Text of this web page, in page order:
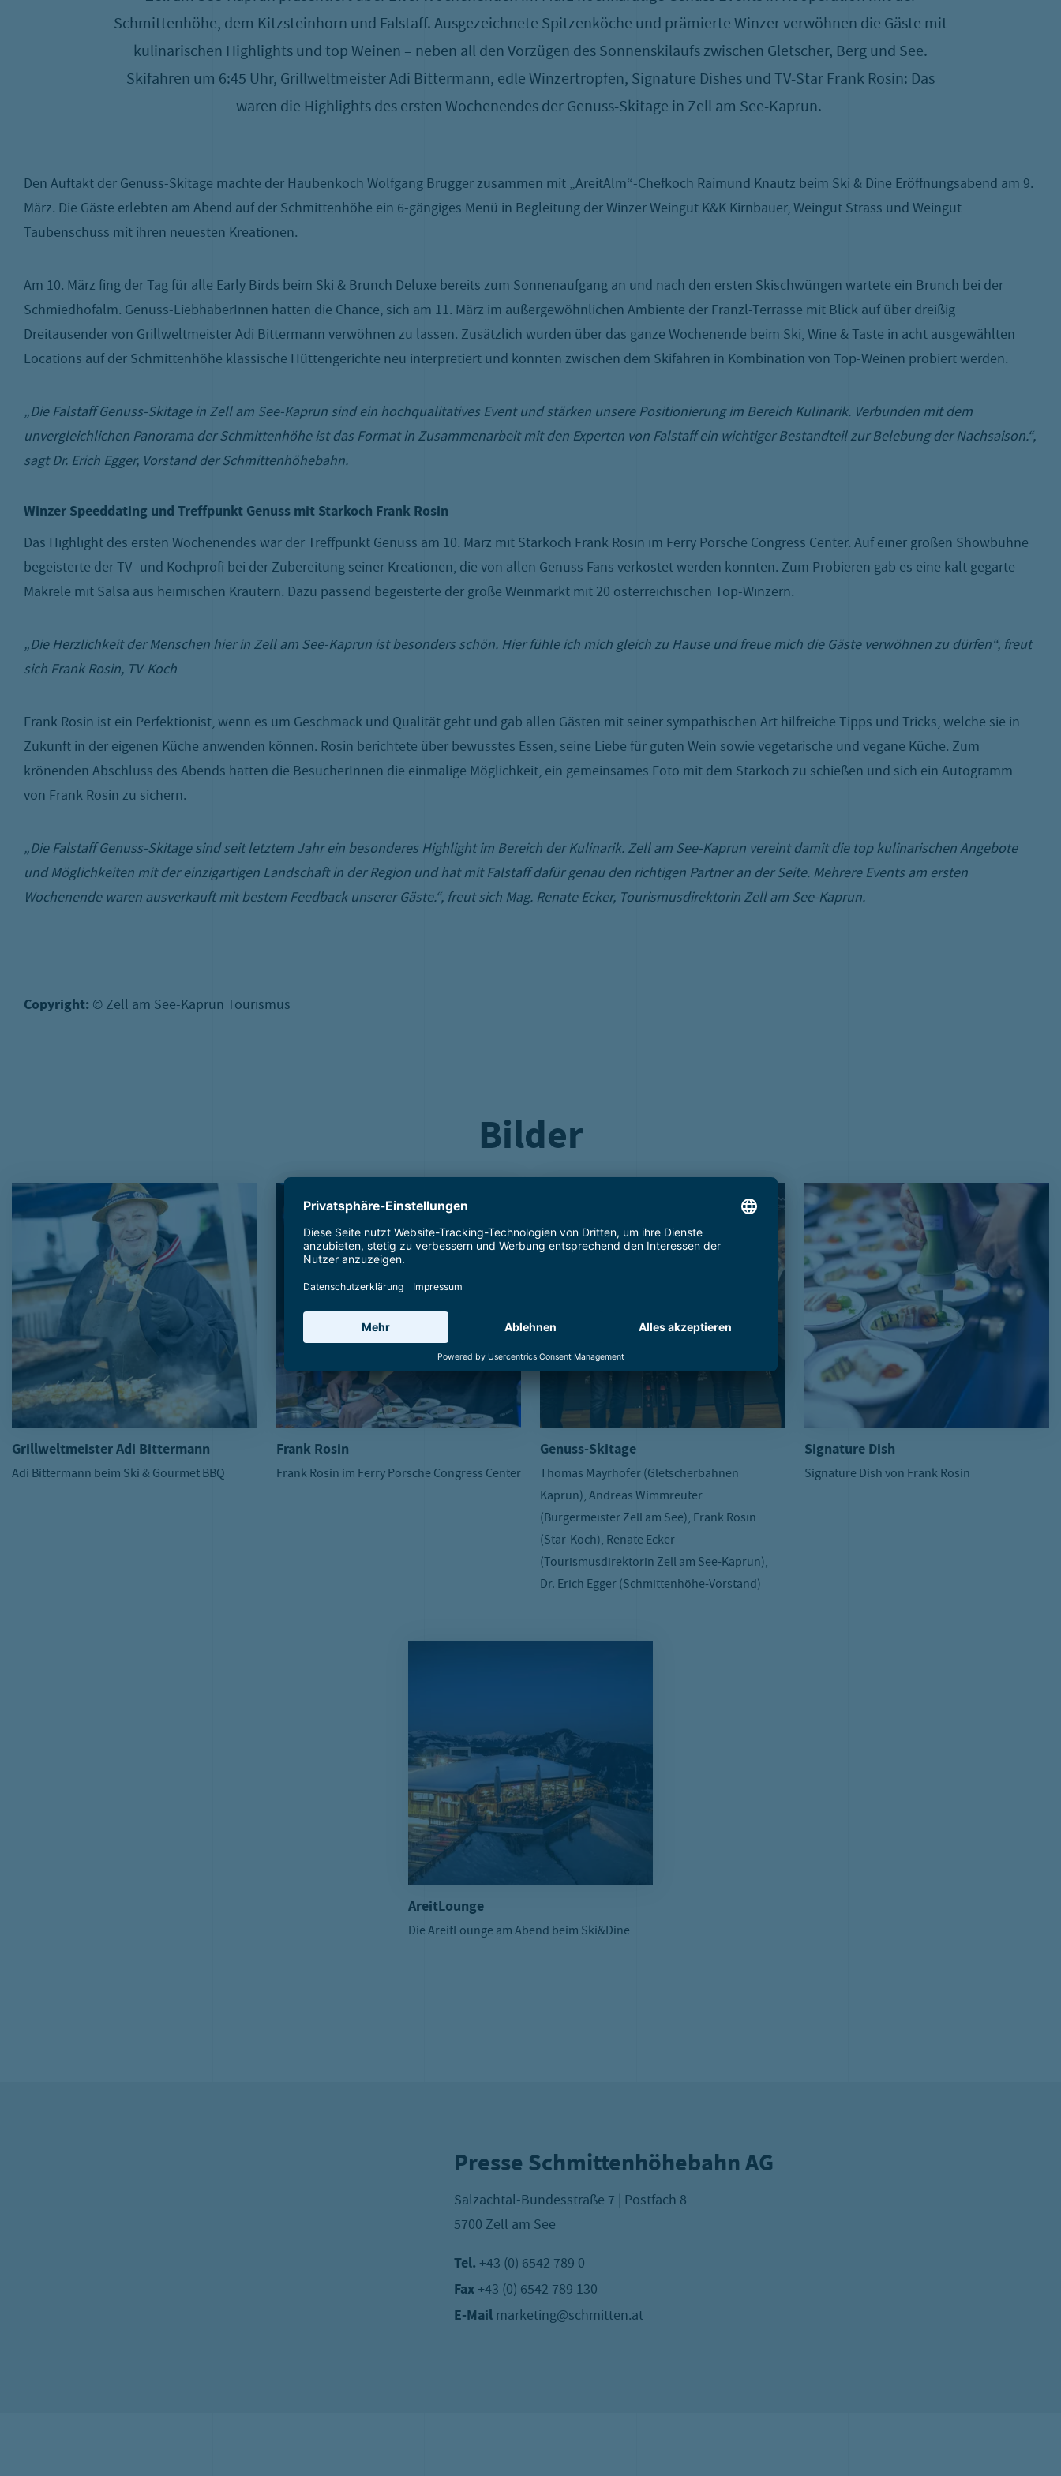
Schmittenhöhe, dem Kitzsteinhorn und Falstaff. Ausgezeichnete Spitzenköche und prämierte Winzer verwöhnen die Gäste mit
kulinarischen Highlights und top Weinen – neben all den Vorzügen des Sonnenskilaufs zwischen Gletscher, Berg und See.
Skifahren um 6:45 Uhr, Grillweltmeister Adi Bittermann, edle Winzertropfen, Signature Dishes und TV-Star Frank Rosin: Das
waren die Highlights des ersten Wochenendes der Genuss-Skitage in Zell am See-Kaprun.
Den Auftakt der Genuss-Skitage machte der Haubenkoch Wolfgang Brugger zusammen mit „AreitAlm“-Chefkoch Raimund Knautz beim Ski & Dine Eröffnungsabend am 9.
März. Die Gäste erlebten am Abend auf der Schmittenhöhe ein 6-gängiges Menü in Begleitung der Winzer Weingut K&K Kirnbauer, Weingut Strass und Weingut
Taubenschuss mit ihren neuesten Kreationen.
Am 10. März fing der Tag für alle Early Birds beim Ski & Brunch Deluxe bereits zum Sonnenaufgang an und nach den ersten Skischwüngen wartete ein Brunch bei der
Schmiedhofalm. Genuss-LiebhaberInnen hatten die Chance, sich am 11. März im außergewöhnlichen Ambiente der Franzl-Terrasse mit Blick auf über dreißig
Dreitausender von Grillweltmeister Adi Bittermann verwöhnen zu lassen. Zusätzlich wurden über das ganze Wochenende beim Ski, Wine & Taste in acht ausgewählten
Locations auf der Schmittenhöhe klassische Hüttengerichte neu interpretiert und konnten zwischen dem Skifahren in Kombination von Top-Weinen probiert werden.
„Die Falstaff Genuss-Skitage in Zell am See-Kaprun sind ein hochqualitatives Event und stärken unsere Positionierung im Bereich Kulinarik. Verbunden mit dem
unvergleichlichen Panorama der Schmittenhöhe ist das Format in Zusammenarbeit mit den Experten von Falstaff ein wichtiger Bestandteil zur Belebung der Nachsaison.“,
sagt Dr. Erich Egger, Vorstand der Schmittenhöhebahn.
Winzer Speeddating und Treffpunkt Genuss mit Starkoch Frank Rosin
Das Highlight des ersten Wochenendes war der Treffpunkt Genuss am 10. März mit Starkoch Frank Rosin im Ferry Porsche Congress Center. Auf einer großen Showbühne
begeisterte der TV- und Kochprofi bei der Zubereitung seiner Kreationen, die von allen Genuss Fans verkostet werden konnten. Zum Probieren gab es eine kalt gegarte
Makrele mit Salsa aus heimischen Kräutern. Dazu passend begeisterte der große Weinmarkt mit 20 österreichischen Top-Winzern.
„Die Herzlichkeit der Menschen hier in Zell am See-Kaprun ist besonders schön. Hier fühle ich mich gleich zu Hause und freue mich die Gäste verwöhnen zu dürfen“, freut
sich Frank Rosin, TV-Koch
Frank Rosin ist ein Perfektionist, wenn es um Geschmack und Qualität geht und gab allen Gästen mit seiner sympathischen Art hilfreiche Tipps und Tricks, welche sie in
Zukunft in der eigenen Küche anwenden können. Rosin berichtete über bewusstes Essen, seine Liebe für guten Wein sowie vegetarische und vegane Küche. Zum
krönenden Abschluss des Abends hatten die BesucherInnen die einmalige Möglichkeit, ein gemeinsames Foto mit dem Starkoch zu schießen und sich ein Autogramm
von Frank Rosin zu sichern.
„Die Falstaff Genuss-Skitage sind seit letztem Jahr ein besonderes Highlight im Bereich der Kulinarik. Zell am See-Kaprun vereint damit die top kulinarischen Angebote
und Möglichkeiten mit der einzigartigen Landschaft in der Region und hat mit Falstaff dafür genau den richtigen Partner an der Seite. Mehrere Events am ersten
Wochenende waren ausverkauft mit bestem Feedback unserer Gäste.“, freut sich Mag. Renate Ecker, Tourismusdirektorin Zell am See-Kaprun.
Copyright: © Zell am See-Kaprun Tourismus
Bilder
Grillweltmeister Adi Bittermann
Adi Bittermann beim Ski & Gourmet BBQ
Frank Rosin
Frank Rosin im Ferry Porsche Congress Center
Genuss-Skitage
Thomas Mayrhofer (Gletscherbahnen
Kaprun), Andreas Wimmreuter
(Bürgermeister Zell am See), Frank Rosin
(Star-Koch), Renate Ecker
(Tourismusdirektorin Zell am See-Kaprun),
Dr. Erich Egger (Schmittenhöhe-Vorstand)
Signature Dish
Signature Dish von Frank Rosin
AreitLounge
Die AreitLounge am Abend beim Ski&Dine
Presse Schmittenhöhebahn AG
Salzachtal-Bundesstraße 7 | Postfach 8
5700 Zell am See
Tel. +43 (0) 6542 789 0
Fax+43 (0) 6542 789 130
E-Mail marketing@schmitten.at